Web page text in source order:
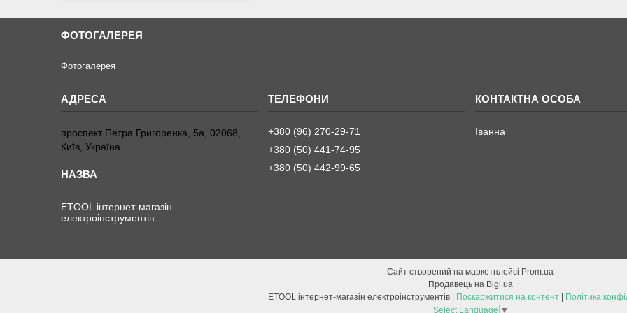
ФОТОГАЛЕРЕЯ
Фотогалерея
проспект Петра Григоренка, 5а, 02068,
Київ, Україна
ETOOL інтернет-магазін
електроінструментів
+380 (96) 270-29-71
+380 (50) 441-74-95
+380 (50) 442-99-65
Іванна
Сайт створений на маркетплейсі Prom.ua
Продавець на Bigl.ua
Поскаржитися на контент
Політика
Select Language ▼